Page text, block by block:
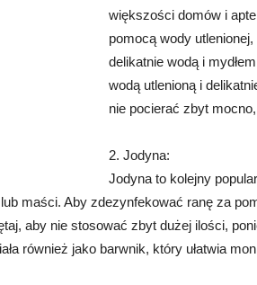
większości domów i
pomocą wody
delikatnie wodą i
wodą utlenioną i
nie pocierać zbyt
2. Jodyna:
Jodyna to kolejny
maści. Aby zdezynfekować ranę za
aby nie stosować zbyt dużej ilości,
również jako barwnik, który ułatwia